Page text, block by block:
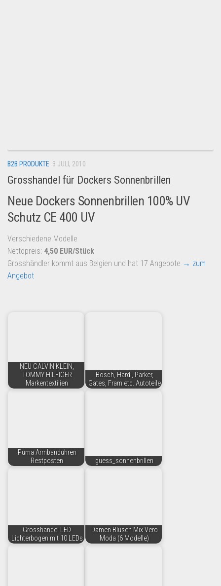
B2B PRODUKTE 3 JULI, 2010
Grosshandel für Dockers Sonnenbrillen
Neue Dockers Sonnenbrillen 100% UV
Schutz CE 400 UV
Verschiedene Modelle
Nettopreis: 4,50 EUR/Stück
Grosshändler kommt aus Belgien und hat 17 Angebote → zum
Angebot
NEU CALVIN KLEIN,
TOMMY HILFIGER
Markentextilien
Bosch, Hardi, Parker,
Gates, Fram etc. Autoteile
Puma Armbanduhren
Restposten
guess_sonnenbrillen
Grosshandel LED
Lichterbogen mit 10 LEDs
Damen Blusen Mix Vero
Moda (6 Modelle)